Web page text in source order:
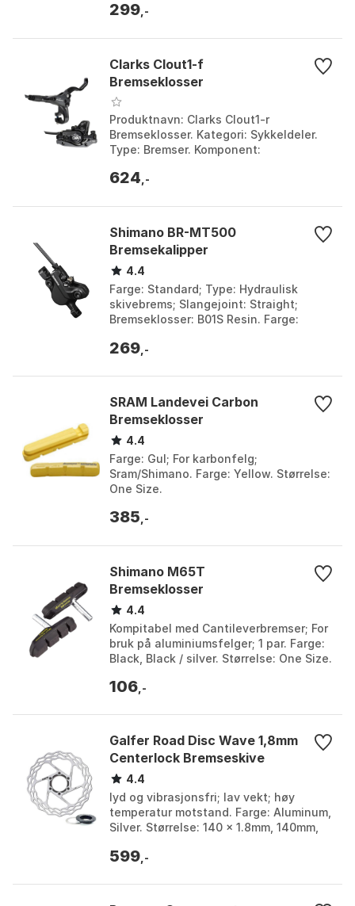
299 ,-
Clarks Clout1-f
Bremseklosser
Produktnavn: Clarks Clout1-r
Bremseklosser. Kategori: Sykkeldeler.
Type: Bremser. Komponent:
One Size.
624 ,-
Shimano BR-MT500
Bremsekalipper
4.4
Farge: Standard; Type: Hydraulisk
skivebrems; Slangejoint: Straight;
Bremseklosser: B01S Resin. Farge:
269 ,-
SRAM Landevei Carbon
Bremseklosser
4.4
Farge: Gul; For karbonfelg;
Sram/Shimano. Farge: Yellow. Størrelse:
One Size.
385 ,-
Shimano M65T
Bremseklosser
4.4
Kompitabel med Cantileverbremser; For
bruk på aluminiumsfelger; 1 par. Farge:
Black, Black / silver. Størrelse: One Size.
106 ,-
Galfer Road Disc Wave 1,8mm
Centerlock Bremseskive
4.4
lyd og vibrasjonsfri; lav vekt; høy
temperatur motstand. Farge: Aluminum,
Silver. Størrelse: 140 x 1.8mm, 140mm,
599 ,-